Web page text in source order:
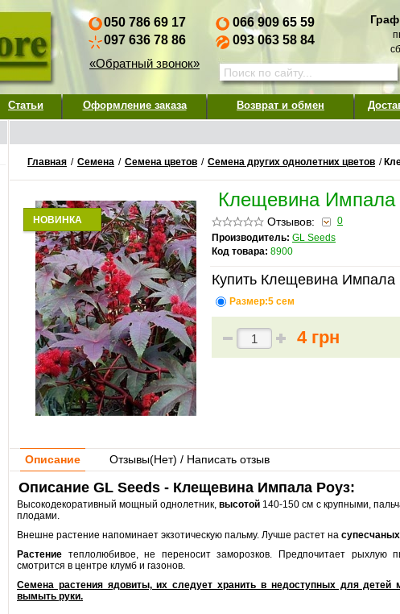
050 786 69 17
097 636 78 86
«Обратный звонок»
066 909 65 59
093 063 58 84
Статьи Оформление заказа Возврат и обмен
Главная / Семена / Семена цветов / Семена других однолетних цветов /
НОВИНКА
Клещевина Импала
Отзывов:
0
Производитель: GL Seeds
Код товара: 8900
Купить Клещевина Импала
Размер:5 сем
4 грн
Описание Отзывы(Нет) / Написать отзыв
Описание GL Seeds - Клещевина Импала Роуз:
Высокодекоративный мощный однолетник,высотой 140-150 см с крупными,
плодами.
Внешне растение напоминает экзотическую пальму. Лучше растет на супесчаных
Растение теплолюбивое, не переносит заморозков. Предпочитает рыхлую
смотрится в центре клумб и газонов.
Семена растения ядовиты, их следует хранить в недоступных для
вымыть руки.